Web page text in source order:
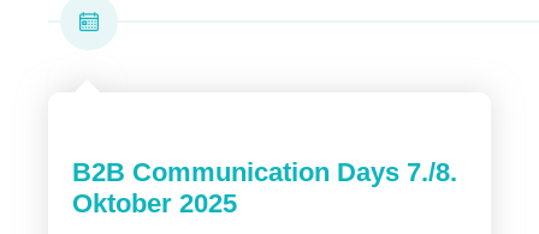
B2B Communication Days 7./8.
Oktober 2025